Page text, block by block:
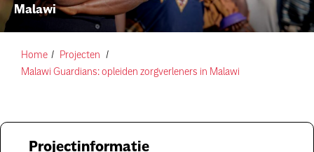
projecten
Malawi
Home
Projecten
Malawi Guardians: opleiden zorgverleners in Malawi
Projectinformatie